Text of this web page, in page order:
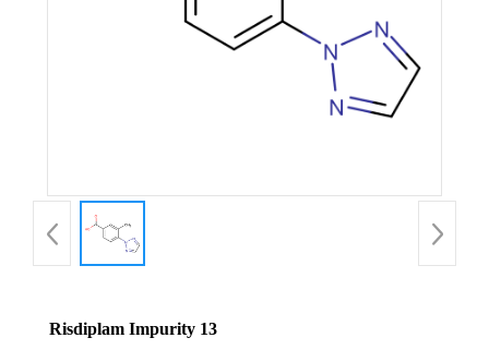
书
Risdiplam Impurity 13